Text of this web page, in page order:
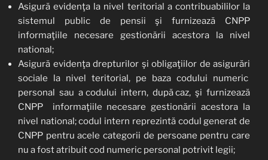
Asigură evidenţa la nivel teritorial a contribuabililor la
sistemul public de pensii şi furnizează CNPP
informaţiile necesare gestionării acestora la nivel
national;
Asigură evidenţa drepturilor şi obligaţiilor de asigurări
sociale la nivel teritorial, pe baza codului numeric
personal sau a codului intern, după caz, şi furnizează
CNPP informaţiile necesare gestionării acestora la
nivel national; codul intern reprezintă codul generat de
CNPP pentru acele categorii de persoane pentru care
nu a fost atribuit cod numeric personal potrivit legii;